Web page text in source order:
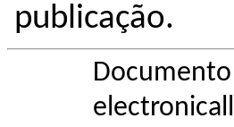
publicação.